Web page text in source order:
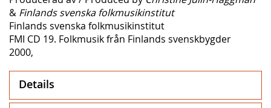
& Finlands svenska folkmusikinstitut
Finlands svenska folkmusikinstitut
FMI CD 19. Folkmusik från Finlands svenskbygder
2000,
Details